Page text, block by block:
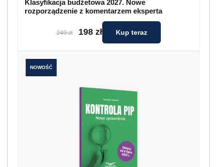
Klasyfikacja budżetowa 2027. Nowe
rozporządzenie z komentarzem eksperta
249 zł 198 zł Kup teraz
NOWOŚĆ